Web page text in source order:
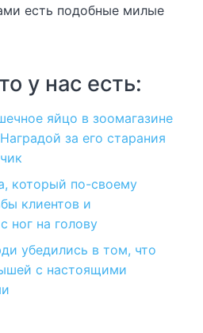
есть подобные милые
у нас есть:
яйцо в зоомагазине
за его старания
который по-своему
клиентов и
ног на голову
убедились в том, что
с настоящими